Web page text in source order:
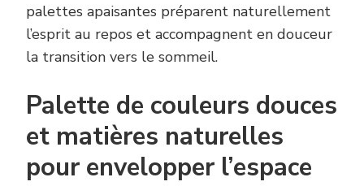
palettes apaisantes préparent naturellement
l’esprit au repos et accompagnent en douceur
la transition vers le sommeil.
Palette de couleurs douces
et matières naturelles
pour envelopper l’espace